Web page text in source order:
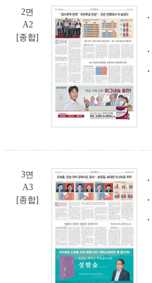
2면
A2
[종합]
3면
A3
[종합]